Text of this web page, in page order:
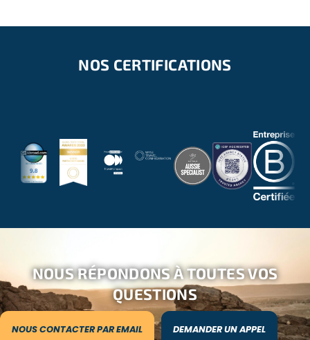
NOS CERTIFICATIONS
NOUS RÉPONDONS À TOUTES VOS
QUESTIONS
NOUS CONTACTER PAR EMAIL DEMANDER UN APPEL